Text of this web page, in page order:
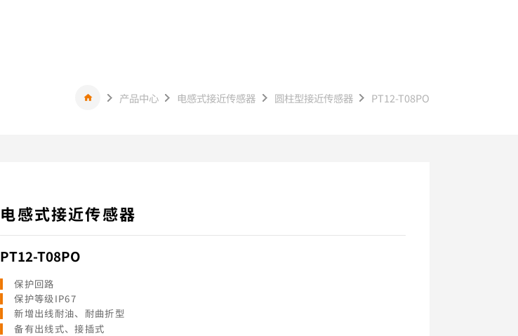
产品中心 电感式接近传感器 圆柱型接近传感器 PT12-T08PO
电感式接近传感器
PT12-T08PO
保护回路
保护等级IP67
新增出线耐油、耐曲折型
备有出线式、接插式